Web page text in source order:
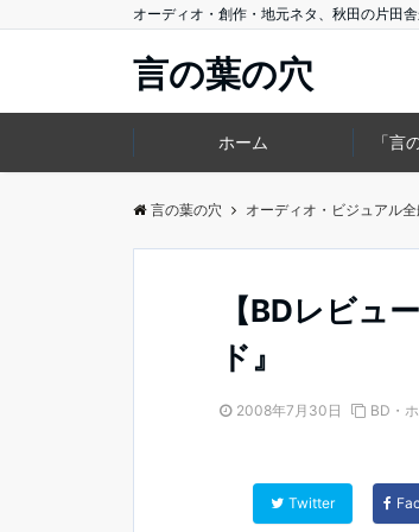
オーディオ・創作・地元ネタ、秋田の片田
言の葉の穴
ホーム 「言
言の葉の穴 オーディオ・ビジュアル
【BDレビュ
ド』
2008年7月30日 BD・
Twitter